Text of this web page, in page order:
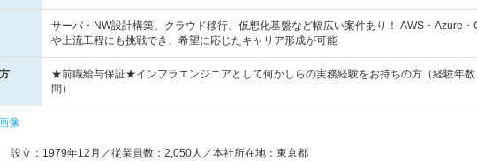
サーバ・NW設計構築、クラウド移行、仮想化基盤など幅広い案件あり！ AWS・Azure・
や上流工程にも挑戦でき、希望に応じたキャリア形成が可能
★前職給与保証★インフラエンジニアとして何かしらの実務経験をお持ちの方（経験年数
問）
像
設立：1979年12月／従業員数：2,050人／本社所在地：東京都